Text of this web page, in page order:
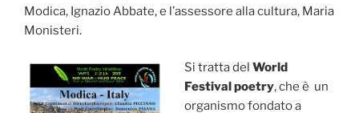
Modica, Ignazio Abbate, e l’assessore alla cultura, Maria
Monisteri.
Si tratta del World
Festival poetry, che è un
organismo fondato a